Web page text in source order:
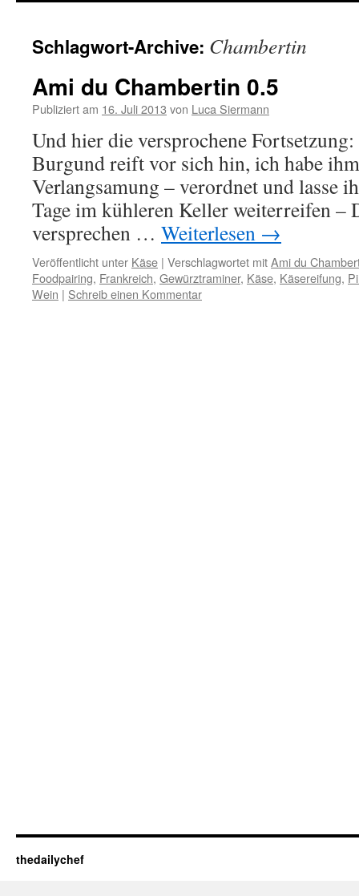
Schlagwort-Archive: Chambertin
Ami du Chambertin 0.5
Publiziert am 16. Juli 2013 von Luca Siermann
Und hier die versprochene
Burgund reift vor sich hin, ich habe ihm
Verlangsamung – verordnet und lasse
Tage im kühleren Keller weiterreifen –
versprechen … Weiterlesen →
Veröffentlicht unter Käse | Verschlagwortet mitAmi du
Foodpairing, Frankreich, Gewürztraminer, Käse, Käsereifung,
Wein | Schreib einen Kommentar
thedailychef